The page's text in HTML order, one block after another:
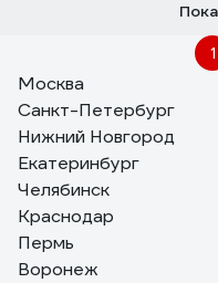
1
Москва
Санкт-Петербург
Нижний Новгород
Екатеринбург
Челябинск
Краснодар
Пермь
Воронеж